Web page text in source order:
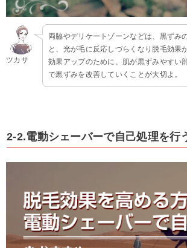
ツカサ
両脇やデリケートゾーンなどは、黒ずみ
と、光が毛に反応しづらくなり脱毛効果
効果アップのために、肌が黒ずみやすい
で黒ずみを改善していくことが大切よ。
2-2.電動シェーバーで自己処理を行